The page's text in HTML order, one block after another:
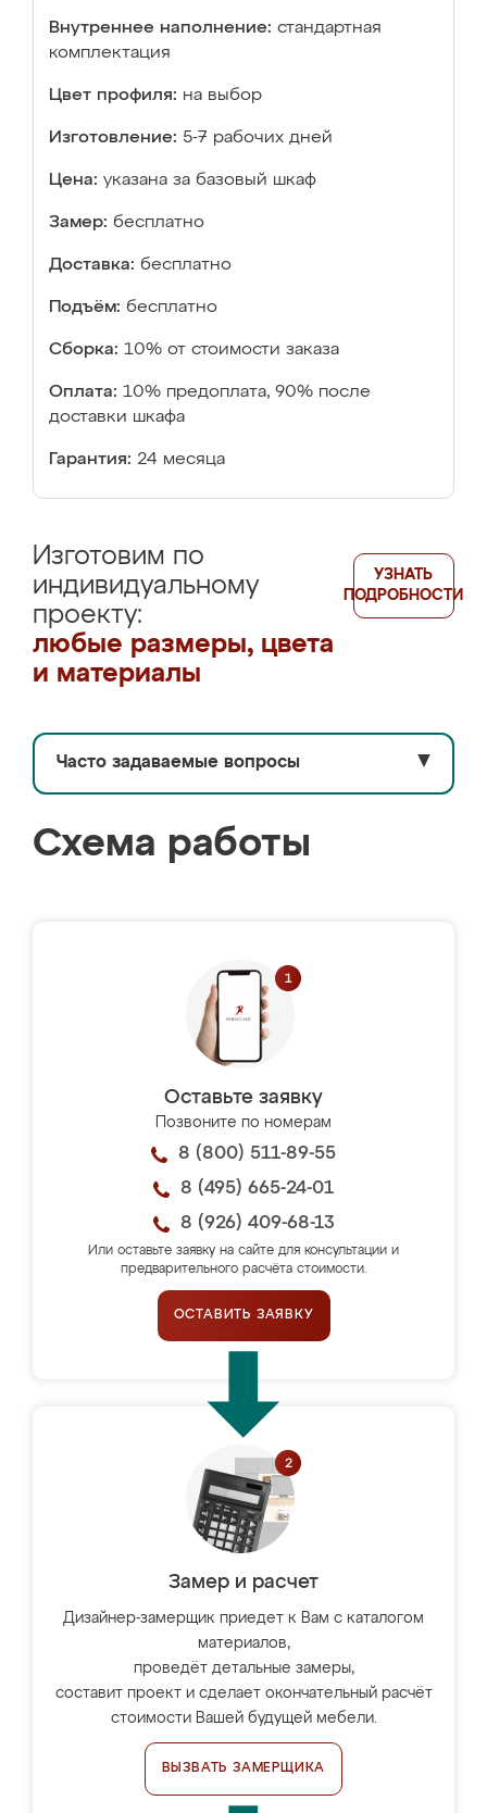
Внутреннее наполнение: стандартная
комплектация
Цвет профиля: на выбор
Изготовление: 5-7 рабочих дней
Цена: указана за базовый шкаф
Замер: бесплатно
Доставка: бесплатно
Подъём: бесплатно
Сборка: 10% от стоимости заказа
Оплата: 10% предоплата, 90% после
доставки шкафа
Гарантия: 24 месяца
Изготовим по
индивидуальному
проекту:
любые размеры, цвета
и материалы
УЗНАТЬ
ПОДРОБНОСТИ
Часто задаваемые вопросы ▼
Схема работы
Оставьте заявку
Позвоните по номерам
8 (800) 511-89-55
8 (495) 665-24-01
8 (926) 409-68-13
Или оставьте заявку на сайте для консультации и
предварительного расчёта стоимости.
ОСТАВИТЬ ЗАЯВКУ
Замер и расчет
Дизайнер-замерщик приедет к Вам с каталогом
материалов,
проведёт детальные замеры,
составит проект и сделает окончательный расчёт
стоимости Вашей будущей мебели.
ВЫЗВАТЬ ЗАМЕРЩИКА